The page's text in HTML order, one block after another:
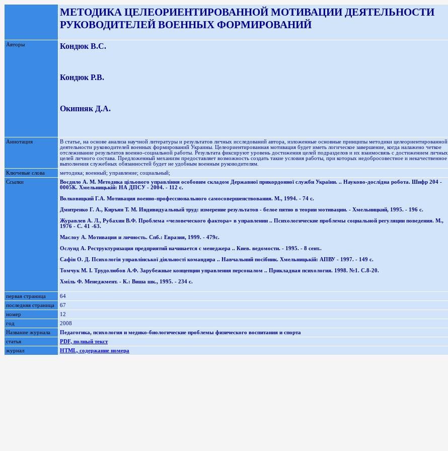
МЕТОДИКА ЦЕЛЕОРИЕНТИРОВАННОЙ МОТИВАЦИИ ДЕЯТЕЛЬНОСТИ
РУКОВОДИТЕЛЕЙ ВОЕННЫХ ФОРМИРОВАНИЙ
Авторы Кондюк В.С.
Кондюк Р.В.
Окипняк Д.А.
Аннотация
В статье, на основе анализа научной литературы и результатов личных исследований автора, изложенные основные принципы методики целеориентированной
деятельности руководителей военных формирований Украины. Целеориентированная мотивация будет иметь логическое завершение, когда налажено четкое
отслеживание результатов военно-социальной работы. Результата фиксируют уровень достижения целей подразделов и их взаимосвязь с достижением личных
целей личного состава. Предложенный механизм предоставляет возможность создать такие условия работы, при которых недобросовестное и некачественное
выполнения служебных обязанностей будет не удобным военным руководителям.
Ключевые слова
методика; военный; управление; социальный;
Ссылки
Воєдило А. М. Методика цільового управління особовим складом Державної прикордонної служби України. .. Науково-дослідна робота. Шифр 204 -
0005К. Хмельницькій: НА ДПСУ - 2004. - 112 с.
Волковицкий Г.А. Мотивация военно-профессионального самосовершенствования. М., 1994. - 74 с.
Дмитренко Г. А., Киръян Т. М. Индивидуальный труд: измерение результатов - белое пятно в теории мотивации. - Хмельницкий, 1995. - 196 с.
Журавлев А. Л., Рубахин В.Ф. Проблема «человеческого фактора» в управлении .. Психологические проблемы социальной регуляции поведения. М.,
1976 - С. 41 -63.
Маслоу А. Мотивация и личность. Спб.: Евразия, 1999. - 479с.
Ослунд А. Реструктуризация предприятий начинается с менеджера .. Киев. ведомости. - 1995. - 8 сент..
Сафін О. Д. Психологія управлінської діяльності командира .. Навчальний посібник. Хмельницькій: АПВУ - 1997. - 149 с.
Томчук М. І. Трудолюбов А.Ф. Зарубежные концепции управления персоналом .. Прикладная психология. 1998. №1. С.8-20.
Хміль Ф. Менеджмент. - К.: Виша шк., 1995. - 234 с.
первая страница
64
последняя страница
67
номер
12
год
2008
Название журнала
Педагогика, психология и медико-биологические проблемы физического воспитания и спорта
статья
PDF, полный текст
журнал
HTML, содержание номера